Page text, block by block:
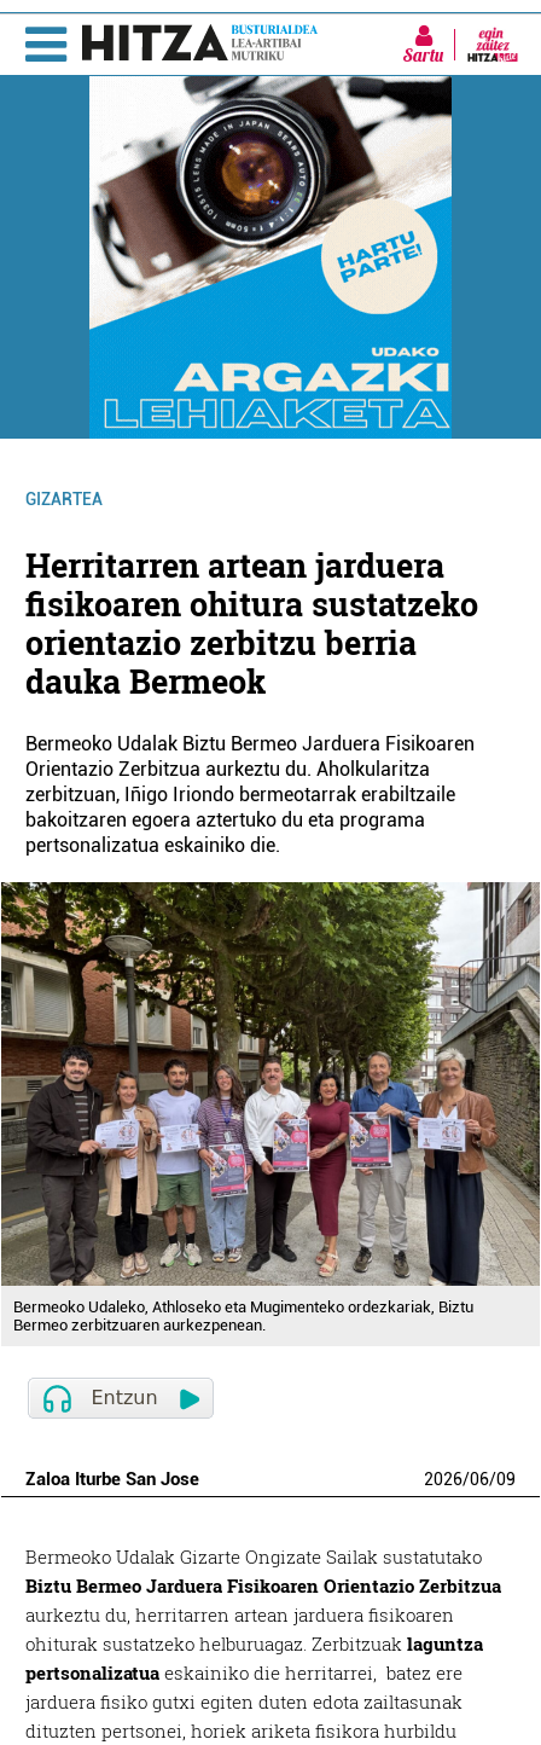
Sartu
GIZARTEA
Herritarren artean jarduera
fisikoaren ohitura sustatzeko
orientazio zerbitzu berria
dauka Bermeok
Bermeoko Udalak Biztu Bermeo Jarduera Fisikoaren
Orientazio Zerbitzua aurkeztu du. Aholkularitza
zerbitzuan, Iñigo Iriondo bermeotarrak erabiltzaile
bakoitzaren egoera aztertuko du eta programa
pertsonalizatua eskainiko die.
Bermeoko Udaleko, Athloseko eta Mugimenteko ordezkariak, Biztu
Bermeo zerbitzuaren aurkezpenean.
Zaloa Iturbe San Jose 2026/06/09
Bermeoko Udalak Gizarte Ongizate Sailak sustatutako
Biztu Bermeo Jarduera Fisikoaren Orientazio Zerbitzua
aurkeztu du, herritarren artean jarduera fisikoaren
ohiturak sustatzeko helburuagaz. Zerbitzuaklaguntza
pertsonalizatua eskainiko die herritarrei, batez ere
jarduera fisiko gutxi egiten duten edota zailtasunak
dituzten pertsonei, horiek ariketa fisikora hurbildu